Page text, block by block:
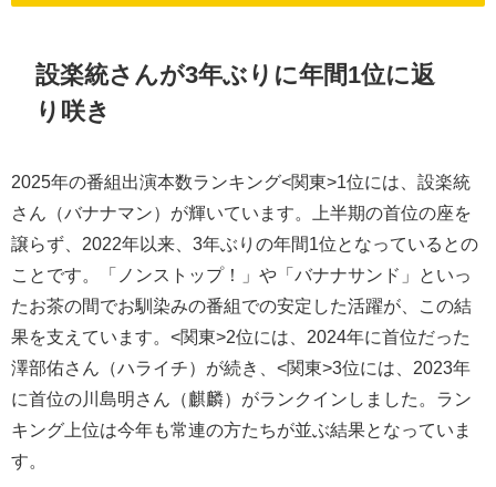
設楽統さんが3年ぶりに年間1位に返
り咲き
2025年の番組出演本数ランキング<関東>1位には、設楽統
さん（バナナマン）が輝いています。上半期の首位の座を
譲らず、2022年以来、3年ぶりの年間1位となっているとの
ことです。「ノンストップ！」や「バナナサンド」といっ
たお茶の間でお馴染みの番組での安定した活躍が、この結
果を支えています。<関東>2位には、2024年に首位だった
澤部佑さん（ハライチ）が続き、<関東>3位には、2023年
に首位の川島明さん（麒麟）がランクインしました。ラン
キング上位は今年も常連の方たちが並ぶ結果となっていま
す。